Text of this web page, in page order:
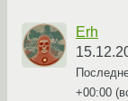
Erh
+00:00